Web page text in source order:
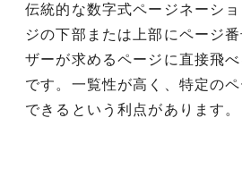
伝統的な数字式ページネーシ
ジの下部または上部にページ
ザーが求めるページに直接飛
です。一覧性が高く、特定の
できるという利点があります。